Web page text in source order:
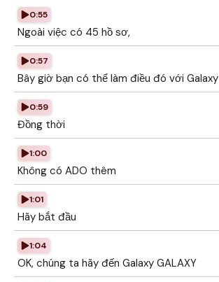
0:55
Ngoài việc có 45 hồ sơ,
0:57
Bây giờ bạn có thể làm điều đó với Galaxy
0:59
Đồng thời
1:00
Không có ADO thêm
1:01
Hãy bắt đầu
1:04
OK, chúng ta hãy đến Galaxy GALAXY